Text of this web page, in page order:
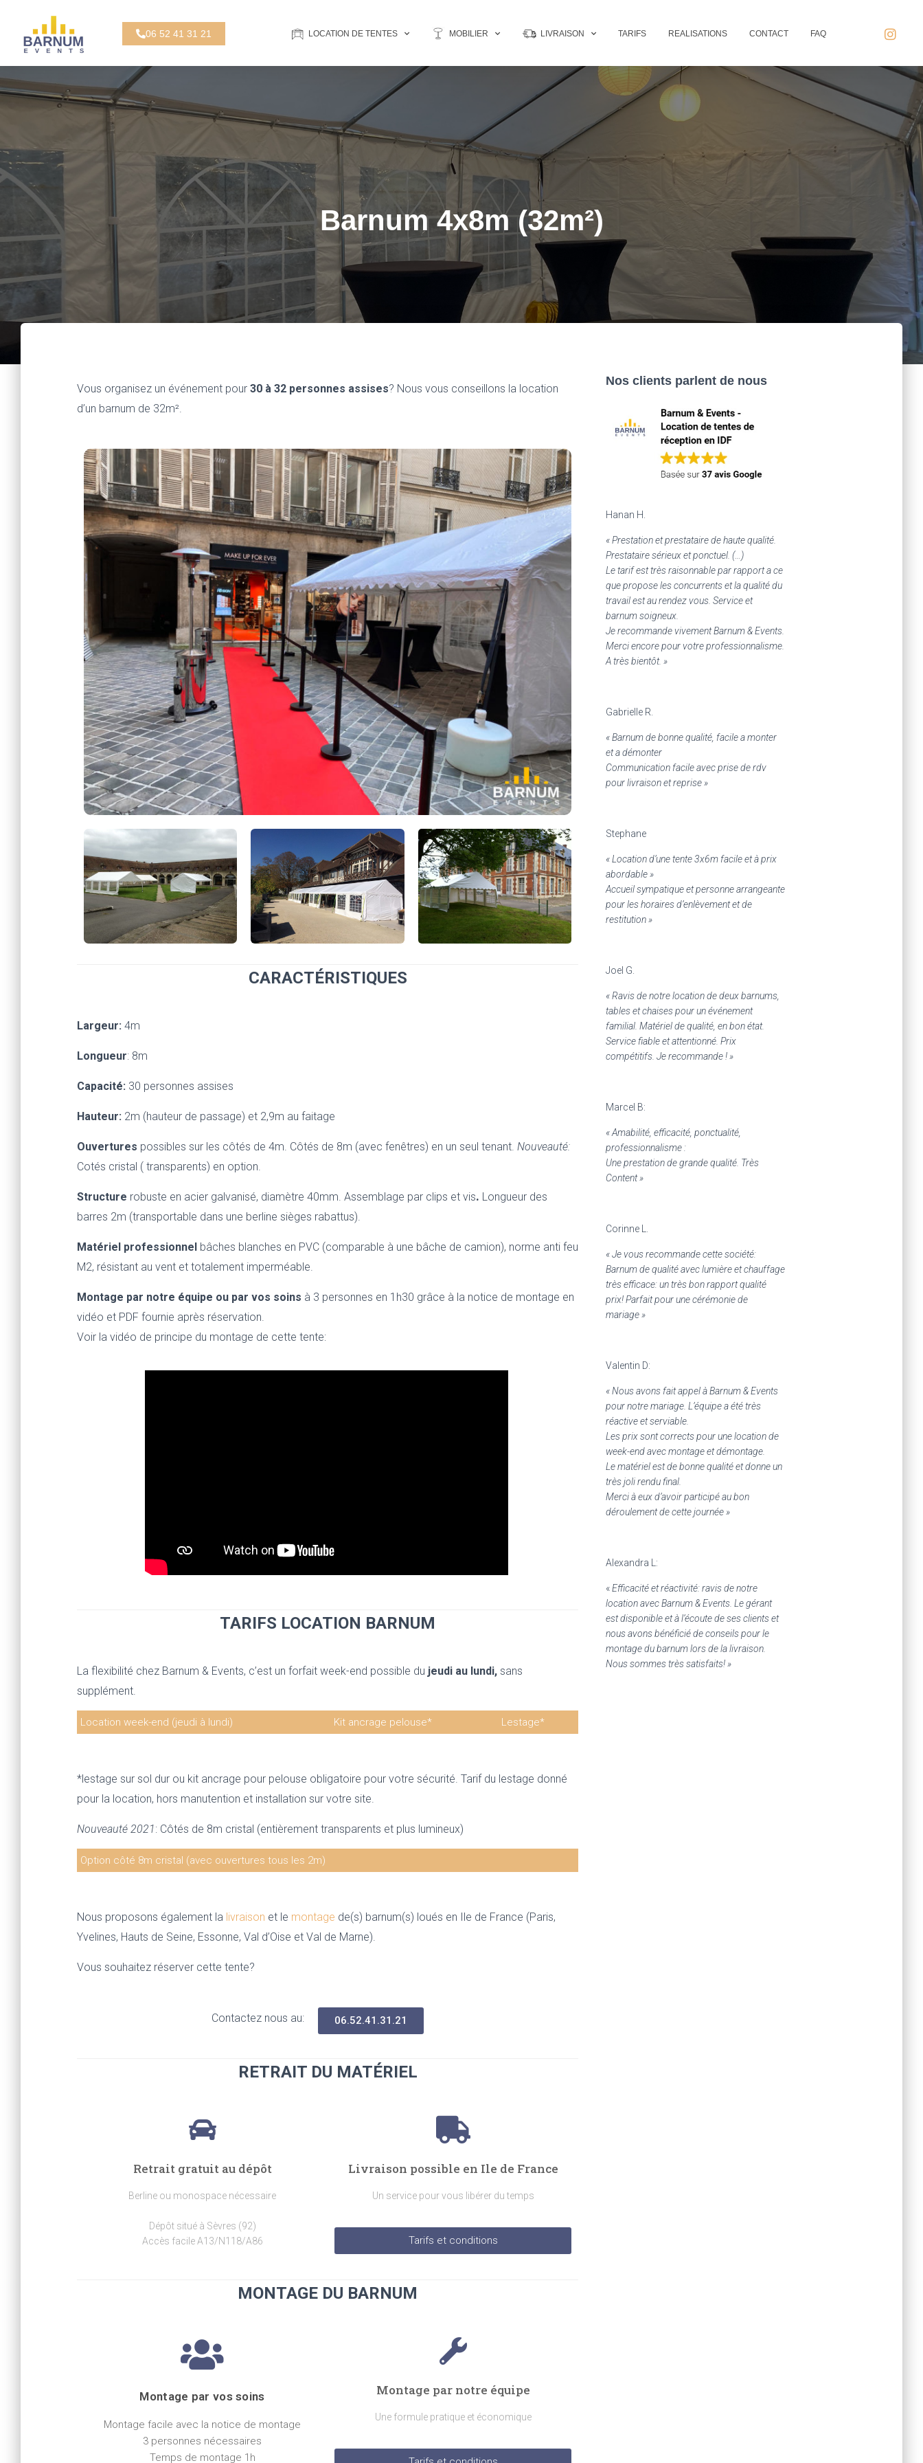
06 52 41 31 21 LOCATION DE TENTES MOBILIER LIVRAISON TARIFS REALISATIONS CONTACT FAQ
Barnum 4x8m (32m²)
Vous organisez un événement pour 30 à 32 personnes assises? Nous vous conseillons la location
d’un barnum de 32m².
CARACTÉRISTIQUES
Largeur: 4m
Longueur: 8m
Capacité: 30 personnes assises
Hauteur: 2m (hauteur de passage) et 2,9m au faitage
Ouvertures possibles sur les côtés de 4m. Côtés de 8m (avec fenêtres) en un seul tenant. Nouveauté:
Cotés cristal ( transparents) en option.
Structure robuste en acier galvanisé, diamètre 40mm. Assemblage par clips et vis. Longueur des
barres 2m (transportable dans une berline sièges rabattus).
Matériel professionnel bâches blanches en PVC (comparable à une bâche de camion), norme anti feu
M2, résistant au vent et totalement imperméable.
Montage par notre équipe ou par vos soins à 3 personnes en 1h30 grâce à la notice de montage en
vidéo et PDF fournie après réservation.
Voir la vidéo de principe du montage de cette tente:
TARIFS LOCATION BARNUM
La flexibilité chez Barnum & Events, c’est un forfait week-end possible du jeudi au lundi, sans
supplément.
Location week-end (jeudi à lundi) Kit ancrage pelouse* Lestage*
*lestage sur sol dur ou kit ancrage pour pelouse obligatoire pour votre sécurité. Tarif du lestage donné
pour la location, hors manutention et installation sur votre site.
Nouveauté 2021: Côtés de 8m cristal (entièrement transparents et plus lumineux)
Option côté 8m cristal (avec ouvertures tous les 2m)
Nous proposons également la livraison et le montage de(s) barnum(s) loués en Ile de France (Paris,
Yvelines, Hauts de Seine, Essonne, Val d’Oise et Val de Marne).
Vous souhaitez réserver cette tente?
Contactez nous au: 06.52.41.31.21
RETRAIT DU MATÉRIEL
Retrait gratuit au dépôt
Berline ou monospace nécessaire
Dépôt situé à Sèvres (92)
Accès facile A13/N118/A86
Livraison possible en Ile de France
Un service pour vous libérer du temps
Tarifs et conditions
MONTAGE DU BARNUM
Montage par vos soins
Montage facile avec la notice de montage
3 personnes nécessaires
Temps de montage 1h
Montage par notre équipe
Une formule pratique et économique
Nos clients parlent de nous
Hanan H.
«Prestation et prestataire de haute qualité.
Prestataire sérieux et ponctuel. (…)
Le tarif est très raisonnable par rapport a ce
que propose les concurrents et la qualité du
travail est au rendez vous. Service et
barnum soigneux.
Je recommande vivement Barnum & Events.
Merci encore pour votre professionnalisme.
A très bientôt. »
Gabrielle R.
«Barnum de bonne qualité, facile a monter
et a démonter
Communication facile avec prise de rdv
pour livraison et reprise »
Stephane
«Location d’une tente 3x6m facile et à prix
abordable »
Accueil sympatique et personne arrangeante
pour les horaires d’enlèvement et de
restitution »
Joel G.
« Ravis de notre location de deux barnums,
tables et chaises pour un événement
familial. Matériel de qualité, en bon état.
Service fiable et attentionné. Prix
compétitifs. Je recommande ! »
Marcel B:
« Amabilité, efficacité, ponctualité,
professionnalisme :
Une prestation de grande qualité. Très
Content »
Corinne L.
« Je vous recommande cette société:
Barnum de qualité avec lumière et chauffage
très efficace: un très bon rapport qualité
prix! Parfait pour une cérémonie de
mariage »
Valentin D:
« Nous avons fait appel à Barnum & Events
pour notre mariage. L’équipe a été très
réactive et serviable.
Les prix sont corrects pour une location de
week-end avec montage et démontage.
Le matériel est de bonne qualité et donne un
très joli rendu final.
Merci à eux d’avoir participé au bon
déroulement de cette journée »
Alexandra L:
«Efficacité et réactivité: ravis de notre
location avec Barnum & Events. Le gérant
est disponible et à l’écoute de ses clients et
nous avons bénéficié de conseils pour le
montage du barnum lors de la livraison.
Nous sommes très satisfaits! »